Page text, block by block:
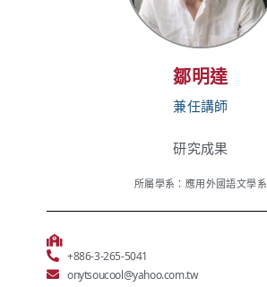
鄒明達
兼任講師
研究成果
所屬學系：應用外國語文學系
+886-3-265-5041
onytsoucool@yahoo.com.tw